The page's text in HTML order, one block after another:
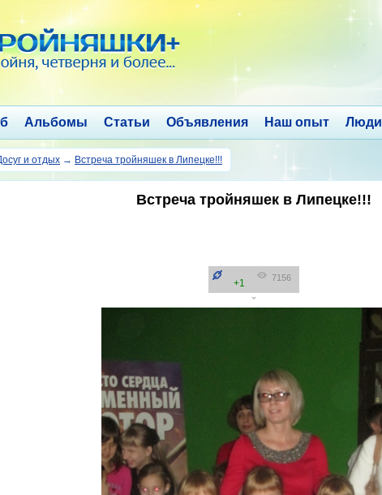
Альбомы Статьи Объявления Наш опыт Люди
и отдых → Встреча тройняшек в Липецке!!!
Встреча тройняшек в Липецке!!!
+1 7156